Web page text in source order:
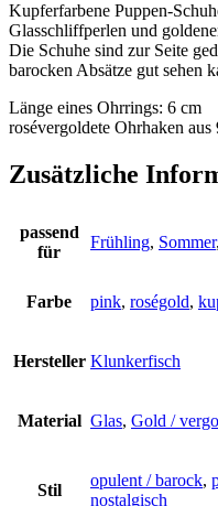
Kupferfarbene Puppen-
Glasschliffperlen und
Die Schuhe sind zur Seite
barocken Absätze gut sehen
Länge eines Ohrrings: 6 cm
rosévergoldete Ohrhaken aus
Zusätzliche
passend
für
Frühling, Sommer,
Farbe pink, roségold,
Hersteller Klunkerfisch
Material Glas, Gold /
Stil
opulent / barock,
nostalgisch